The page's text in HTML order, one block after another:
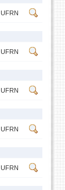
UFRN
UFRN
UFRN
UFRN
UFRN